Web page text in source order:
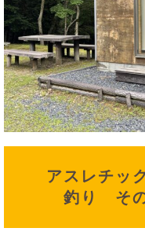
アスレチッ
釣り そ